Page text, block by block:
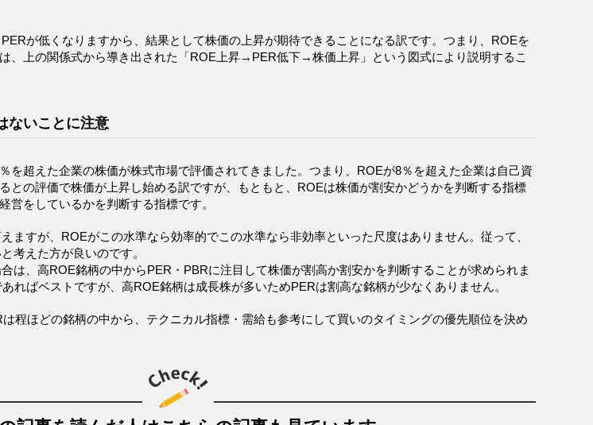
が低くなりますから、結果として株価の上昇が期待できることになる訳です。つまり、ROEを
、上の関係式から導き出された「ROE上昇→PER低下→株価上昇」という図式により説明するこ
ないことに注意
を超えた企業の株価が株式市場で評価されてきました。つまり、ROEが8％を超えた企業は自己資
との評価で株価が上昇し始める訳ですが、もともと、ROEは株価が割安かどうかを判断する指標
営をしているかを判断する指標です。
ますが、ROEがこの水準なら効率的でこの水準なら非効率といった尺度はありません。従って、
考えた方が良いのです。
は、高ROE銘柄の中からPER・PBRに注目して株価が割高か割安かを判断することが求められま
ればベストですが、高ROE銘柄は成長株が多いためPERは割高な銘柄が少なくありません。
程ほどの銘柄の中から、テクニカル指標・需給も参考にして買いのタイミングの優先順位を決め